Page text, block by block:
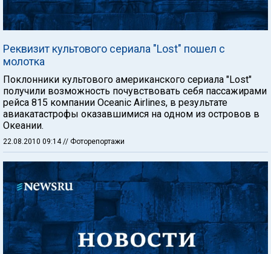
Реквизит культового сериала "Lost" пошел с
молотка
Поклонники культового американского сериала "Lost"
получили возможность почувствовать себя пассажирами
рейса 815 компании Oceanic Airlines, в результате
авиакатастрофы оказавшимися на одном из островов в
Океании.
22.08.2010 09:14// Фоторепортажи